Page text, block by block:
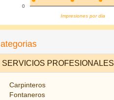
0
Impresiones por dia
SERVICIOS PROFESIONALES
Carpinteros
Fontaneros